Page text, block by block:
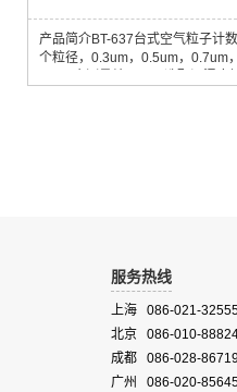
产品简介BT-637台式空气粒子计
个粒径，0.3um，0.5um，0.7um
服务热线
上海 086-021-
北京 086-010-
成都 086-028-
广州 086-020-